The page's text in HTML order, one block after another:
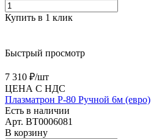
Купить в 1 клик
Быстрый просмотр
7 310 ₽/шт
ЦЕНА С НДС
Плазматрон P-80 Ручной 6м (евро)
Есть в наличии
Арт. BT0006081
В корзину